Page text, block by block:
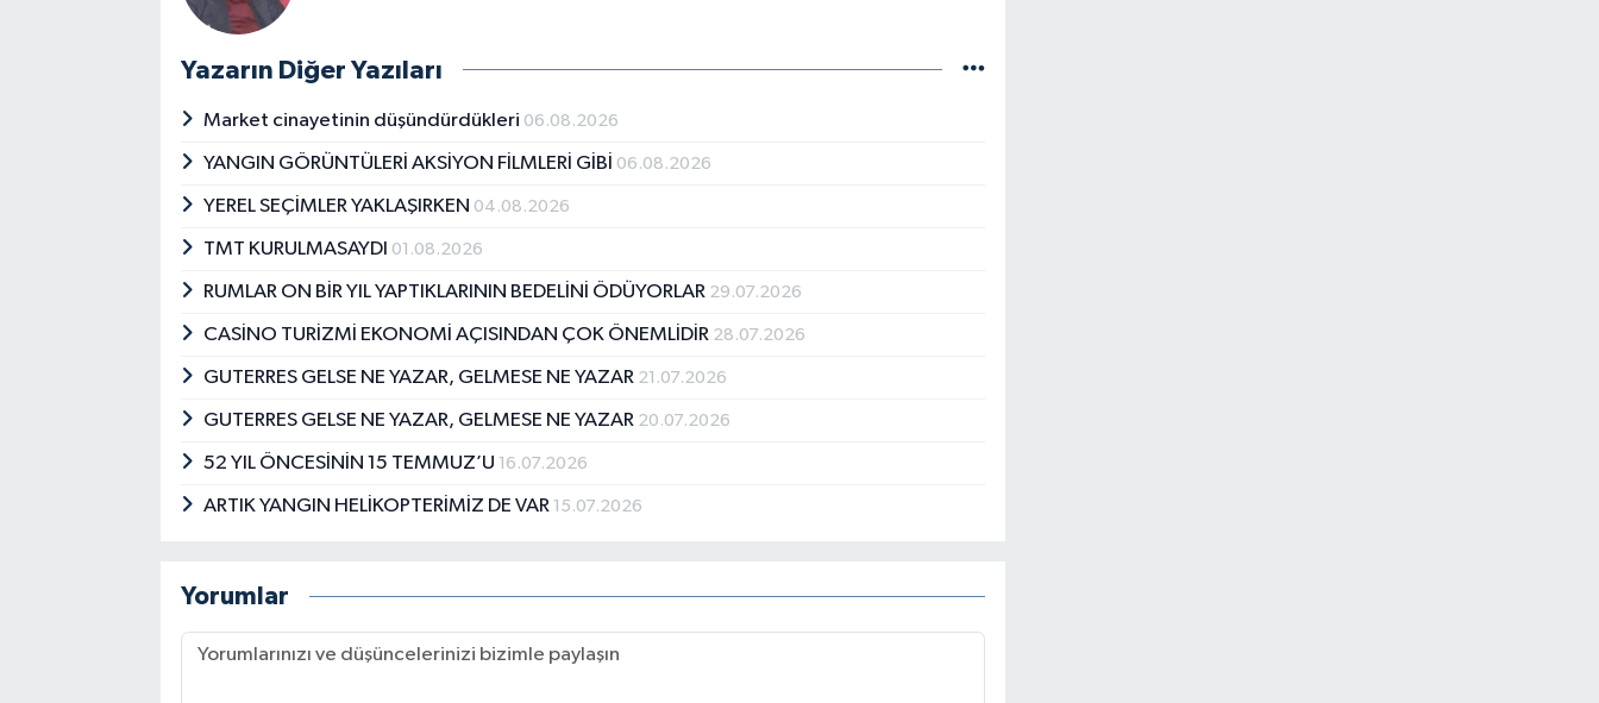
Yazarın Diğer Yazıları
Market cinayetinin düşündürdükleri 06.08.2026
YANGIN GÖRÜNTÜLERİ AKSİYON FİLMLERİ GİBİ 06.08.2026
YEREL SEÇİMLER YAKLAŞIRKEN 04.08.2026
TMT KURULMASAYDI 01.08.2026
RUMLAR ON BİR YIL YAPTIKLARININ BEDELİNİ ÖDÜYORLAR 29.07.2026
CASİNO TURİZMİ EKONOMİ AÇISINDAN ÇOK ÖNEMLİDİR 28.07.2026
GUTERRES GELSE NE YAZAR, GELMESE NE YAZAR 21.07.2026
GUTERRES GELSE NE YAZAR, GELMESE NE YAZAR 20.07.2026
52 YIL ÖNCESİNİN 15 TEMMUZ’U 16.07.2026
ARTIK YANGIN HELİKOPTERİMİZ DE VAR 15.07.2026
Yorumlar